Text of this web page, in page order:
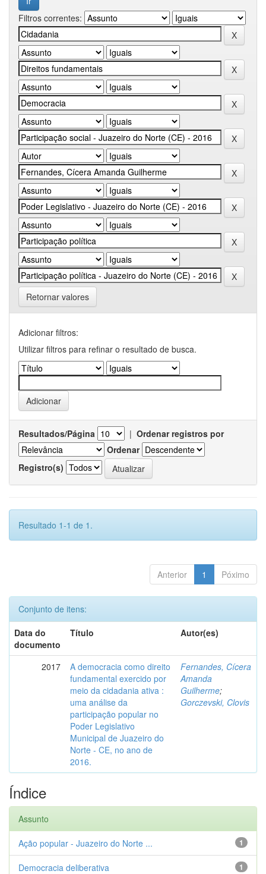
Filtros correntes:
Retornar valores
Adicionar filtros:
Utilizar filtros para refinar o resultado de busca.
Resultados/Página | Ordenar registros por
Ordenar
Registro(s)
Resultado 1-1 de 1.
Anterior 1 Póximo
Conjunto de itens:
Data do
documento
Título Autor(es)
2017
A democracia como direito
fundamental exercido por
meio da cidadania ativa :
uma análise da
participação popular no
Poder Legislativo
Municipal de Juazeiro do
Norte - CE, no ano de
2016.
Fernandes, Cícera
Amanda
Guilherme;
Gorczevski, Clovis
Índice
Assunto
1
Ação popular - Juazeiro do Norte ...
1
Democracia deliberativa